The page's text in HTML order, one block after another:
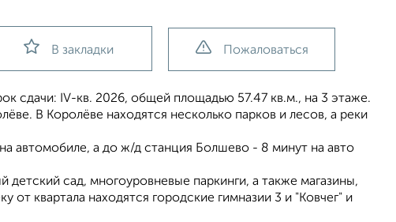
В закладки Пожаловаться
сдачи: IV-кв. 2026, общей площадью 57.47 кв.м., на 3 этаже.
В Королёве находятся несколько парков и лесов, а реки
автомобиле, а до ж/д станция Болшево - 8 минут на авто
сад, многоуровневые паркинги, а также магазины,
квартала находятся городские гимназии 3 и "Ковчег" и